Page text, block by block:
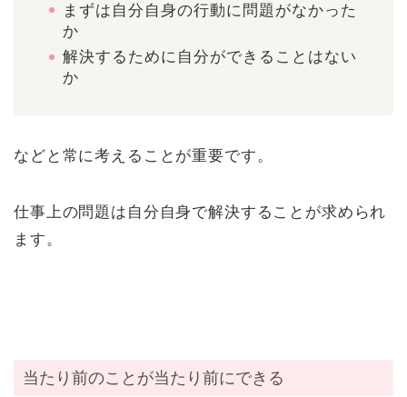
まずは自分自身の行動に問題がなかった
か
解決するために自分ができることはない
か
などと常に考えることが重要です。
仕事上の問題は自分自身で解決することが求められ
ます。
当たり前のことが当たり前にできる